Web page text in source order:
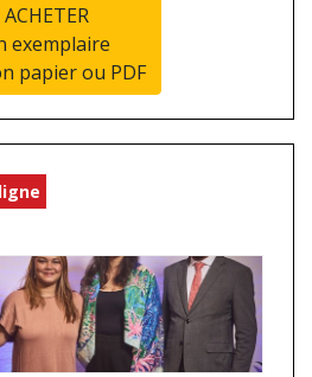
ACHETER
exemplaire
papier ou PDF